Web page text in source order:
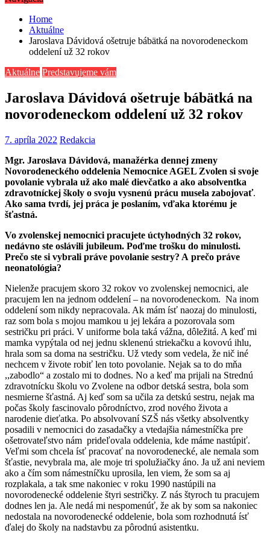
Home
Aktuálne
Jaroslava Dávidová ošetruje bábätká na novorodeneckom
oddelení už 32 rokov
Aktuálne Predstavujeme vám
Jaroslava Dávidová ošetruje bábätká na
novorodeneckom oddelení už 32 rokov
7. apríla 2022 Redakcia
Mgr. Jaroslava Dávidová, manažérka dennej zmeny
Novorodeneckého oddelenia Nemocnice AGEL Zvolen si svoje
povolanie vybrala už ako malé dievčatko a ako absolventka
zdravotníckej školy o svoju vysnenú prácu musela zabojovať.
Ako sama tvrdí, jej práca je poslaním, vďaka ktorému je
šťastná.
Vo zvolenskej nemocnici pracujete úctyhodných 32 rokov,
nedávno ste oslávili jubileum. Poďme trošku do minulosti.
Prečo ste si vybrali práve povolanie sestry? A prečo práve
neonatológia?
Nielenže pracujem skoro 32 rokov vo zvolenskej nemocnici, ale
pracujem len na jednom oddelení – na novorodeneckom. Na inom
oddelení som nikdy nepracovala. Ak mám ísť naozaj do minulosti,
raz som bola s mojou mamkou u jej lekára a pozorovala som
sestričku pri práci. V uniforme bola taká vážna, dôležitá. A keď mi
mamka vypýtala od nej jednu sklenenú striekačku a kovovú ihlu,
hrala som sa doma na sestričku. Už vtedy som vedela, že nič iné
nechcem v živote robiť len toto povolanie. Nejak sa to do mňa
,,zabodlo“ a zostalo mi to dodnes. No a keď ma prijali na Strednú
zdravotnícku školu vo Zvolene na odbor detská sestra, bola som
nesmierne šťastná. Aj keď som sa učila za detskú sestru, nejak ma
počas školy fascinovalo pôrodníctvo, zrod nového života a
narodenie dieťatka. Po absolvovaní SZŠ nás všetky absolventky
posadili v nemocnici do zasadačky a vtedajšia námestníčka pre
ošetrovateľstvo nám prideľovala oddelenia, kde máme nastúpiť.
Veľmi som chcela ísť pracovať na novorodenecké, ale nemala som
šťastie, nevybrala ma, ale moje tri spolužiačky áno. Ja už ani neviem
ako a čím som námestníčku uprosila, len viem, že som sa aj
rozplakala, a tak sme nakoniec v roku 1990 nastúpili na
novorodenecké oddelenie štyri sestričky. Z nás štyroch tu pracujem
dodnes len ja. Ale nedá mi nespomenúť, že ak by som sa nakoniec
nedostala na novorodenecké oddelenie, bola som rozhodnutá ísť
ďalej do školy na nadstavbu za pôrodnú asistentku.